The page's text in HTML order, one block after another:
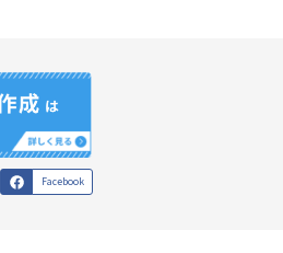
Facebook